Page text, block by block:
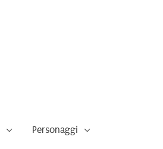
Personaggi